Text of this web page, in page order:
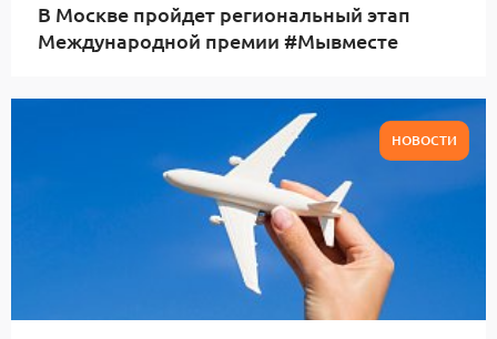
В Москве пройдет региональный этап
Международной премии #Мывместе
НОВОСТИ